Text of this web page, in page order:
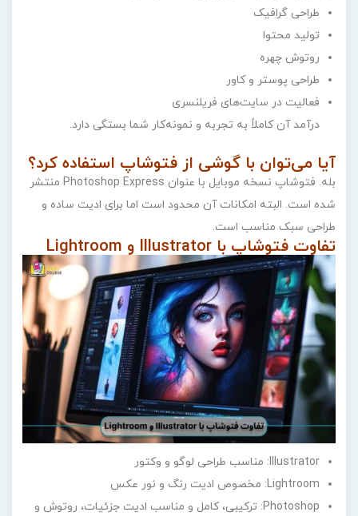
طراحی گرافیک
تولید محتوا
روتوش چهره
طراحی پوستر و کاور
فعالیت در سایت‌های فریلنسری
درآمد آن کاملاً به تجربه و نمونه‌کار شما بستگی دارد.
آیا می‌توان با گوشی از فتوشاپ استفاده کرد؟
بله. فتوشاپ نسخه موبایل با عنوان Photoshop Express منتشر
شده است. البته امکانات آن محدود است اما برای ادیت ساده و
طراحی سبک مناسب است.
تفاوت فتوشاپ با Illustrator و Lightroom
Illustrator: مناسب طراحی لوگو و وکتور
Lightroom: مخصوص ادیت رنگ و نور عکس
Photoshop: ترکیبی، کامل و مناسب ادیت جزئیات، روتوش و